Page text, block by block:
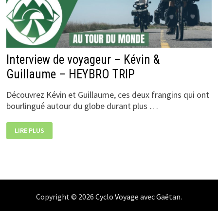
Interview de voyageur – Kévin &
Guillaume – HEYBRO TRIP
Découvrez Kévin et Guillaume, ces deux frangins qui ont
bourlingué autour du globe durant plus …
INTERVIEW
DE
VOYAGEUR
HEYBRO
LIRE PLUS
Copyright © 2026 Cyclo Voyage avec Gaëtan.